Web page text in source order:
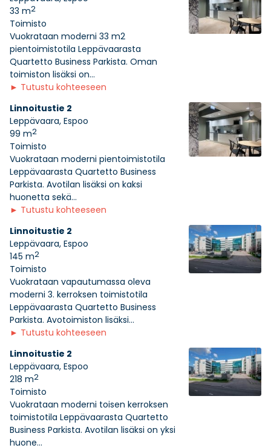
33 m2
Toimisto
Vuokrataan moderni 33 m2
pientoimistotila Leppävaarasta
Quartetto Business Parkista. Oman
toimiston lisäksi on...
► Tutustu kohteeseen
Linnoitustie 2
Leppävaara, Espoo
99 m2
Toimisto
Vuokrataan moderni pientoimistotila
Leppävaarasta Quartetto Business
Parkista. Avotilan lisäksi on kaksi
huonetta sekä...
► Tutustu kohteeseen
Linnoitustie 2
Leppävaara, Espoo
145 m2
Toimisto
Vuokrataan vapautumassa oleva
moderni 3. kerroksen toimistotila
Leppävaarasta Quartetto Business
Parkista. Avotoimiston lisäksi...
► Tutustu kohteeseen
Linnoitustie 2
Leppävaara, Espoo
218 m2
Toimisto
Vuokrataan moderni toisen kerroksen
toimistotila Leppävaarasta Quartetto
Business Parkista. Avotilan lisäksi on yksi
huone...